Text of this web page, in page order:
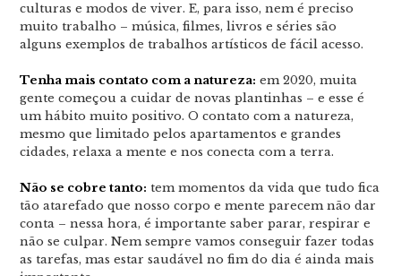
culturas e modos de viver. E, para isso, nem é preciso
muito trabalho – música, filmes, livros e séries são
alguns exemplos de trabalhos artísticos de fácil acesso.
Tenha mais contato com a natureza: em 2020, muita
gente começou a cuidar de novas plantinhas – e esse é
um hábito muito positivo. O contato com a natureza,
mesmo que limitado pelos apartamentos e grandes
cidades, relaxa a mente e nos conecta com a terra.
Não se cobre tanto: tem momentos da vida que tudo fica
tão atarefado que nosso corpo e mente parecem não dar
conta – nessa hora, é importante saber parar, respirar e
não se culpar. Nem sempre vamos conseguir fazer todas
as tarefas, mas estar saudável no fim do dia é ainda mais